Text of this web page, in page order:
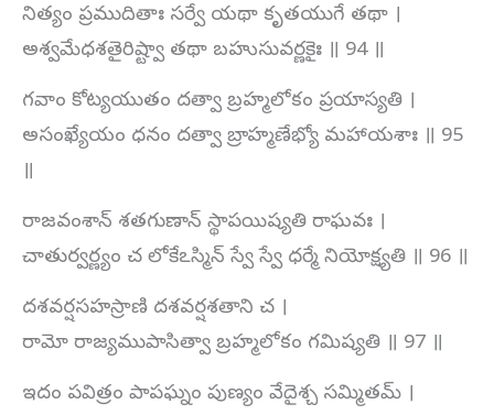
నిత్యం ప్రముదితాః సర్వే యథా కృతయుగే తథా ।
అశ్వమేధశతైరిష్ట్వా తథా బహుసువర్ణకైః ॥ 94 ॥
గవాం కోట్యయుతం దత్వా బ్రహ్మలోకం ప్రయాస్యతి ।
అసంఖ్యేయం ధనం దత్వా బ్రాహ్మణేభ్యో మహాయశాః ॥ 95
॥
రాజవంశాన్ శతగుణాన్ స్థాపయిష్యతి రాఘవః ।
చాతుర్వర్ణ్యం చ లోకేఽస్మిన్ స్వే స్వే ధర్మే నియోక్ష్యతి ॥ 96 ॥
దశవర్షసహస్రాణి దశవర్షశతాని చ ।
రామో రాజ్యముపాసిత్వా బ్రహ్మలోకం గమిష్యతి ॥ 97 ॥
ఇదం పవిత్రం పాపఘ్నం పుణ్యం వేదైశ్చ సమ్మితమ్ ।